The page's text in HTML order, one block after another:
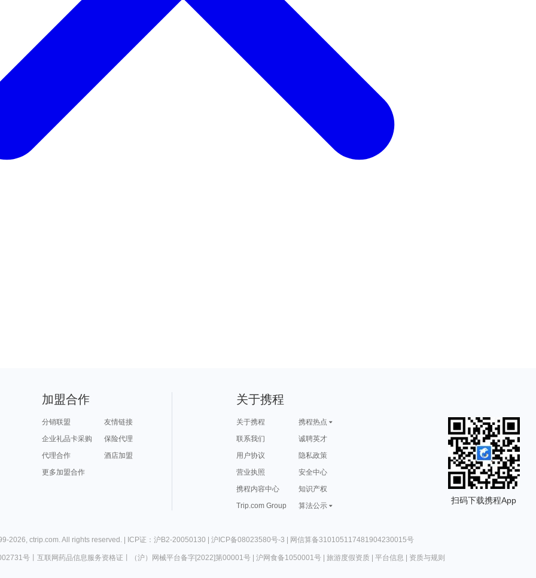
加盟合作
分销联盟
友情链接
企业礼品卡采购
保险代理
代理合作
酒店加盟
更多加盟合作
关于携程
关于携程
携程热点
联系我们
诚聘英才
用户协议
隐私政策
营业执照
安全中心
携程内容中心
知识产权
Trip.com Group
算法公示
扫码下载携程App
2026, ctrip.com. All rights reserved. | ICP证：沪B2-20050130 | 沪ICP备08023580号-3 | 网信算备310105117481904230015号
号丨 互联网药品信息服务资格证 （沪）网械平台备字[2022]第00001号| 沪网食备1050001号| 旅游度假资质| 平台信息 资质与规则